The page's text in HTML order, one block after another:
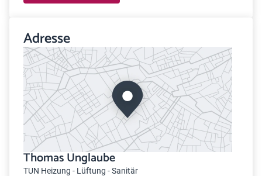
Adresse
Thomas Unglaube
TUN Heizung - Lüftung - Sanitär